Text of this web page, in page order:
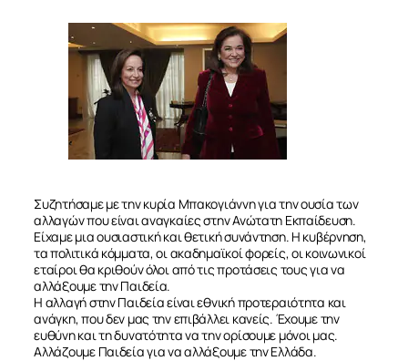
Συζητήσαμε με την κυρία Μπακογιάννη για την ουσία των
αλλαγών που είναι αναγκαίες στην Ανώτατη Εκπαίδευση.
Είχαμε μια ουσιαστική και θετική συνάντηση. Η κυβέρνηση,
τα πολιτικά κόμματα, οι ακαδημαϊκοί φορείς, οι κοινωνικοί
εταίροι θα κριθούν όλοι από τις προτάσεις τους για να
αλλάξουμε την Παιδεία.
Η αλλαγή στην Παιδεία είναι εθνική προτεραιότητα και
ανάγκη, που δεν μας την επιβάλλει κανείς. Έχουμε την
ευθύνη και τη δυνατότητα να την ορίσουμε μόνοι μας.
Αλλάζουμε Παιδεία για να αλλάξουμε την Ελλάδα.